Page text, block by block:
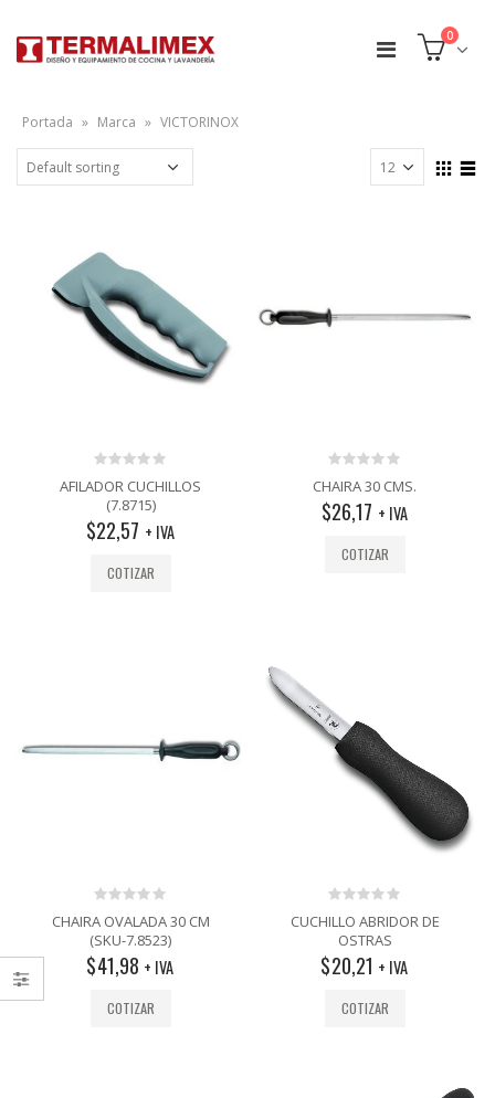
0
Portada » Marca » VICTORINOX
0
out
of
5
AFILADOR CUCHILLOS
(7.8715)
$22,57 + IVA
COTIZAR
0
out
of
5
CHAIRA 30 CMS.
$26,17 + IVA
COTIZAR
0
out
of
5
CHAIRA OVALADA 30 CM
(SKU-7.8523)
$41,98 + IVA
COTIZAR
0
out
of
5
CUCHILLO ABRIDOR DE
OSTRAS
$20,21 + IVA
COTIZAR